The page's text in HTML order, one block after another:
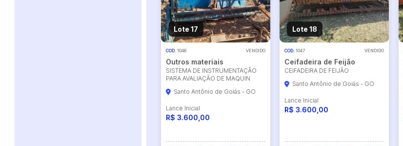
Lote 17
COD. 1046 VENDIDO
Outros materiais
SISTEMA DE INSTRUMENTAÇÃO
PARA AVALIAÇÃO DE MAQUIN
Santo Antônio de Goiás - GO
Lance Inicial
R$ 3.600,00
Lote 18
COD. 1047 VENDIDO
Ceifadeira de Feijão
CEIFADEIRA DE FEIJÃO
Santo Antônio de Goiás - GO
Lance Inicial
R$ 3.600,00